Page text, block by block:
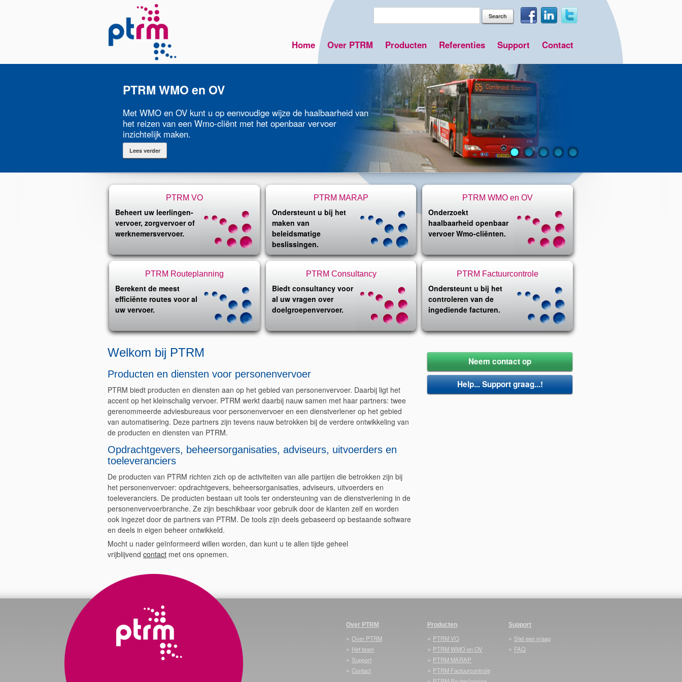
Home Over PTRM Producten Referenties Support Contact
PTRM WMO en OV
Met WMO en OV kunt u op eenvoudige wijze de haalbaarheid van
het reizen van een Wmo-cliënt met het openbaar vervoer
inzichtelijk maken.
Lees verder
PTRM VO
Beheert uw leerlingen-
vervoer, zorgvervoer of
werknemersvervoer.
PTRM MARAP
Ondersteunt u bij het
maken van
beleidsmatige
beslissingen.
PTRM WMO en OV
Onderzoekt
haalbaarheid openbaar
vervoer Wmo-cliënten.
PTRM Routeplanning
Berekent de meest
efficiënte routes voor al
uw vervoer.
PTRM Consultancy
Biedt consultancy voor
al uw vragen over
doelgroepenvervoer.
PTRM Factuurcontrole
Ondersteunt u bij het
controleren van de
ingediende facturen.
Welkom bij PTRM
Producten en diensten voor personenvervoer
PTRM biedt producten en diensten aan op het gebied van personenvervoer. Daarbij ligt het
accent op het kleinschalig vervoer. PTRM werkt daarbij nauw samen met haar partners: twee
gerenommeerde adviesbureaus voor personenvervoer en een dienstverlener op het gebied
van automatisering. Deze partners zijn tevens nauw betrokken bij de verdere ontwikkeling van
de producten en diensten van PTRM.
Opdrachtgevers, beheersorganisaties, adviseurs, uitvoerders en
toeleveranciers
De producten van PTRM richten zich op de activiteiten van alle partijen die betrokken zijn bij
het personenvervoer: opdrachtgevers, beheersorganisaties, adviseurs, uitvoerders en
toeleveranciers. De producten bestaan uit tools ter ondersteuning van de dienstverlening in de
personenvervoerbranche. Ze zijn beschikbaar voor gebruik door de klanten zelf en worden
ook ingezet door de partners van PTRM. De tools zijn deels gebaseerd op bestaande software
en deels in eigen beheer ontwikkeld.
Mocht u nader geïnformeerd willen worden, dan kunt u te allen tijde geheel
vrijblijvend contact met ons opnemen.
Neem contact op
Help... Support graag...!
Over PTRM
» Over PTRM
» Het team
» Support
» Contact
Producten
» PTRM VO
» PTRM WMO en OV
» PTRM MARAP
» PTRM Factuurcontrole
Support
» Stel een vraag
» FAQ